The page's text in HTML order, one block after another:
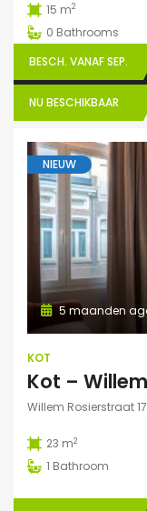
15 m2
0 Bathrooms
BESCH. VANAF SEP.
NU BESCHIKBAAR
NIEUW
5 maanden
KOT
Kot –
Willem Rosierstraat
23 m2
1 Bathroom